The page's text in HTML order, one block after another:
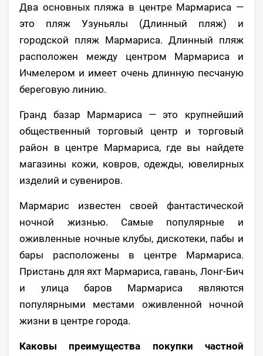
Два основных пляжа в центре Мармариса —
это пляж Узуньялы (Длинный пляж) и
городской пляж Мармариса. Длинный пляж
расположен между центром Мармариса и
Ичмелером и имеет очень длинную песчаную
береговую линию.
Гранд базар Мармариса — это крупнейший
общественный торговый центр и торговый
район в центре Мармариса, где вы найдете
магазины кожи, ковров, одежды, ювелирных
изделий и сувениров.
Мармарис известен своей фантастической
ночной жизнью. Самые популярные и
оживленные ночные клубы, дискотеки, пабы и
бары расположены в центре Мармариса.
Пристань для яхт Мармариса, гавань, Лонг-Бич
и улица баров Мармариса являются
популярными местами оживленной ночной
жизни в центре города.
Каковы преимущества покупки частной